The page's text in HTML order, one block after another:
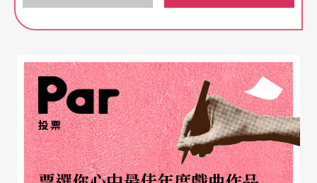
稻埕這曾是北市之心的古老城區。
第一屆憑著熱血衝勁，一切好玩至上也頗受好評；
第二屆求創新，採藝穗節模式媒合團隊與本地空
間，短短數週、幾十場演出齊發。兩屆活動雖頗受
佳評，但主辦單位卻擔憂：這樣的模式是否只是輕
投票